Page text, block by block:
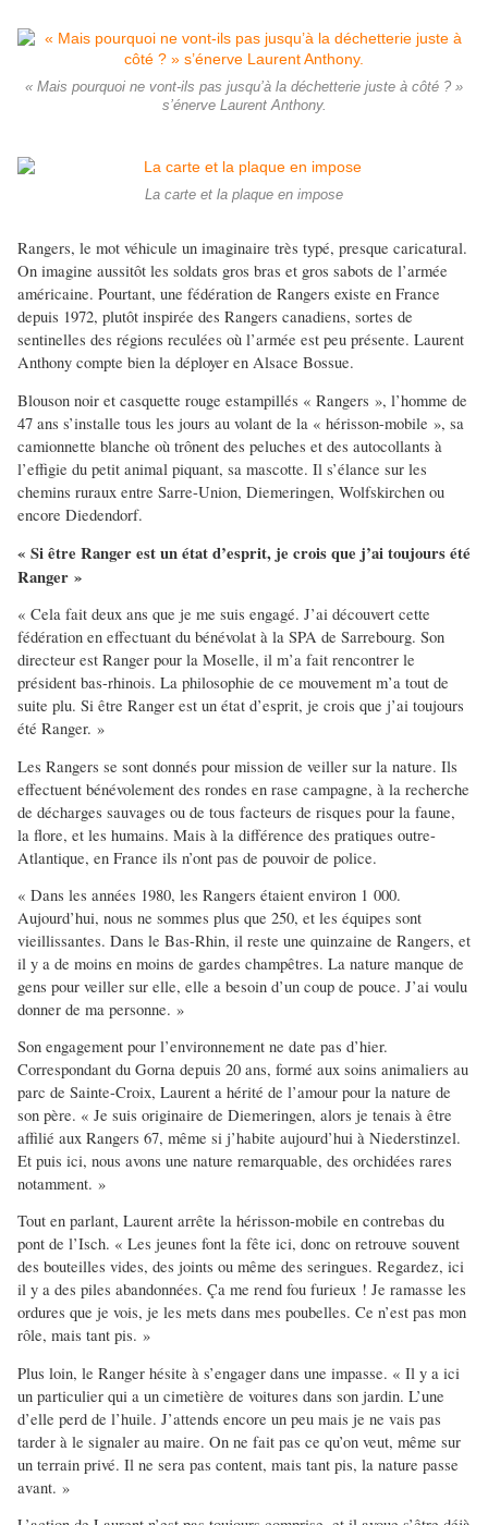
« Mais pourquoi ne vont-ils pas jusqu’à la déchetterie juste à côté ? »
s’énerve Laurent Anthony.
La carte et la plaque en impose
Rangers, le mot véhicule un imaginaire très typé, presque caricatural.
On imagine aussitôt les soldats gros bras et gros sabots de l’armée
américaine. Pourtant, une fédération de Rangers existe en France
depuis 1972, plutôt inspirée des Rangers canadiens, sortes de
sentinelles des régions reculées où l’armée est peu présente. Laurent
Anthony compte bien la déployer en Alsace Bossue.
Blouson noir et casquette rouge estampillés « Rangers », l’homme de
47 ans s’installe tous les jours au volant de la « hérisson-mobile », sa
camionnette blanche où trônent des peluches et des autocollants à
l’effigie du petit animal piquant, sa mascotte. Il s’élance sur les
chemins ruraux entre Sarre-Union, Diemeringen, Wolfskirchen ou
encore Diedendorf.
« Si être Ranger est un état d’esprit, je crois que j’ai toujours été
Ranger »
« Cela fait deux ans que je me suis engagé. J’ai découvert cette
fédération en effectuant du bénévolat à la SPA de Sarrebourg. Son
directeur est Ranger pour la Moselle, il m’a fait rencontrer le
président bas-rhinois. La philosophie de ce mouvement m’a tout de
suite plu. Si être Ranger est un état d’esprit, je crois que j’ai toujours
été Ranger. »
Les Rangers se sont donnés pour mission de veiller sur la nature. Ils
effectuent bénévolement des rondes en rase campagne, à la recherche
de décharges sauvages ou de tous facteurs de risques pour la faune,
la flore, et les humains. Mais à la différence des pratiques outre-
Atlantique, en France ils n’ont pas de pouvoir de police.
« Dans les années 1980, les Rangers étaient environ 1 000.
Aujourd’hui, nous ne sommes plus que 250, et les équipes sont
vieillissantes. Dans le Bas-Rhin, il reste une quinzaine de Rangers, et
il y a de moins en moins de gardes champêtres. La nature manque de
gens pour veiller sur elle, elle a besoin d’un coup de pouce. J’ai voulu
donner de ma personne. »
Son engagement pour l’environnement ne date pas d’hier.
Correspondant du Gorna depuis 20 ans, formé aux soins animaliers au
parc de Sainte-Croix, Laurent a hérité de l’amour pour la nature de
son père. « Je suis originaire de Diemeringen, alors je tenais à être
affilié aux Rangers 67, même si j’habite aujourd’hui à Niederstinzel.
Et puis ici, nous avons une nature remarquable, des orchidées rares
notamment. »
Tout en parlant, Laurent arrête la hérisson-mobile en contrebas du
pont de l’Isch. « Les jeunes font la fête ici, donc on retrouve souvent
des bouteilles vides, des joints ou même des seringues. Regardez, ici
il y a des piles abandonnées. Ça me rend fou furieux ! Je ramasse les
ordures que je vois, je les mets dans mes poubelles. Ce n’est pas mon
rôle, mais tant pis. »
Plus loin, le Ranger hésite à s’engager dans une impasse. « Il y a ici
un particulier qui a un cimetière de voitures dans son jardin. L’une
d’elle perd de l’huile. J’attends encore un peu mais je ne vais pas
tarder à le signaler au maire. On ne fait pas ce qu’on veut, même sur
un terrain privé. Il ne sera pas content, mais tant pis, la nature passe
avant. »